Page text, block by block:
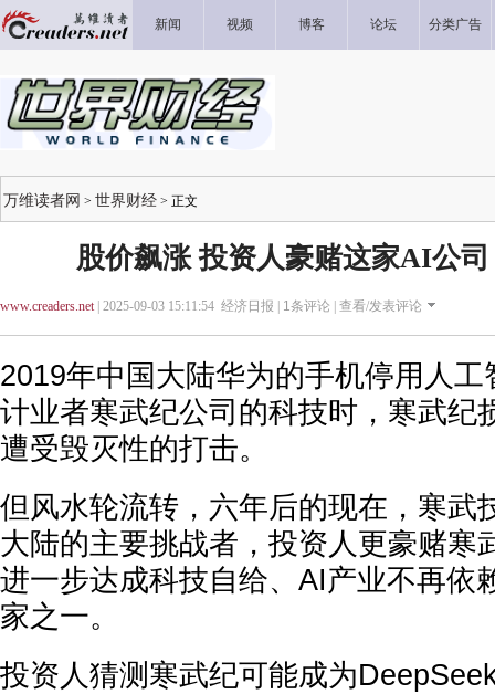
新闻 视频 博客 论坛 分类广告
万维读者网 > 世界财经 > 正文
股价飙涨 投资人豪赌这家AI公
www.creaders.net| 2025-09-03 15:11:54 经济日报 | 1条评论 | 查看/发表评论
2019年中国大陆华为的手机停用人
计业者寒武纪公司的科技时，寒武纪
遭受毁灭性的打击。
但风水轮流转，六年后的现在，寒武
大陆的主要挑战者，投资人更豪赌寒
进一步达成科技自给、AI产业不再依
家之一。
投资人猜测寒武纪可能成为